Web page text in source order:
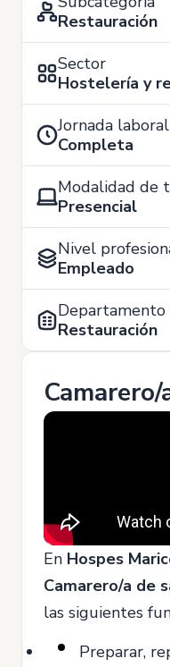
Restauración
Sector
Hostelería y
Jornada laboral
Completa
Modalidad de
Presencial
Nivel
Empleado
Departamento
Restauración
En Hospes
Camarero/a de
las siguientes
Preparar,